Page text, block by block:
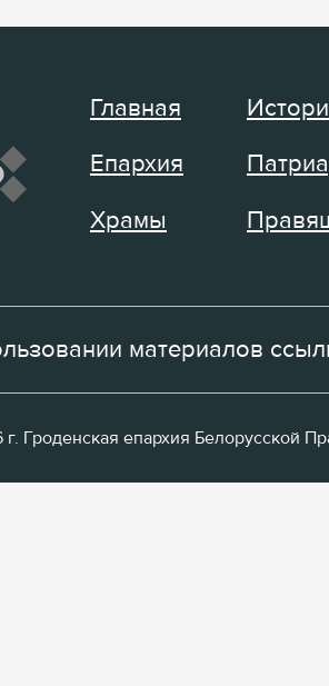
Главная
Епархия
Храмы
материалов
Гроденская епархия Белорусской